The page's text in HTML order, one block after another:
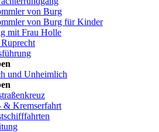
von Burg
von Burg für Kinder
mit Frau Holle
und Unheimlich
& Kremserfahrt